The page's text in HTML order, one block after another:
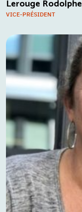
Lerouge Rodolphe
VICE-PRÉSIDENT